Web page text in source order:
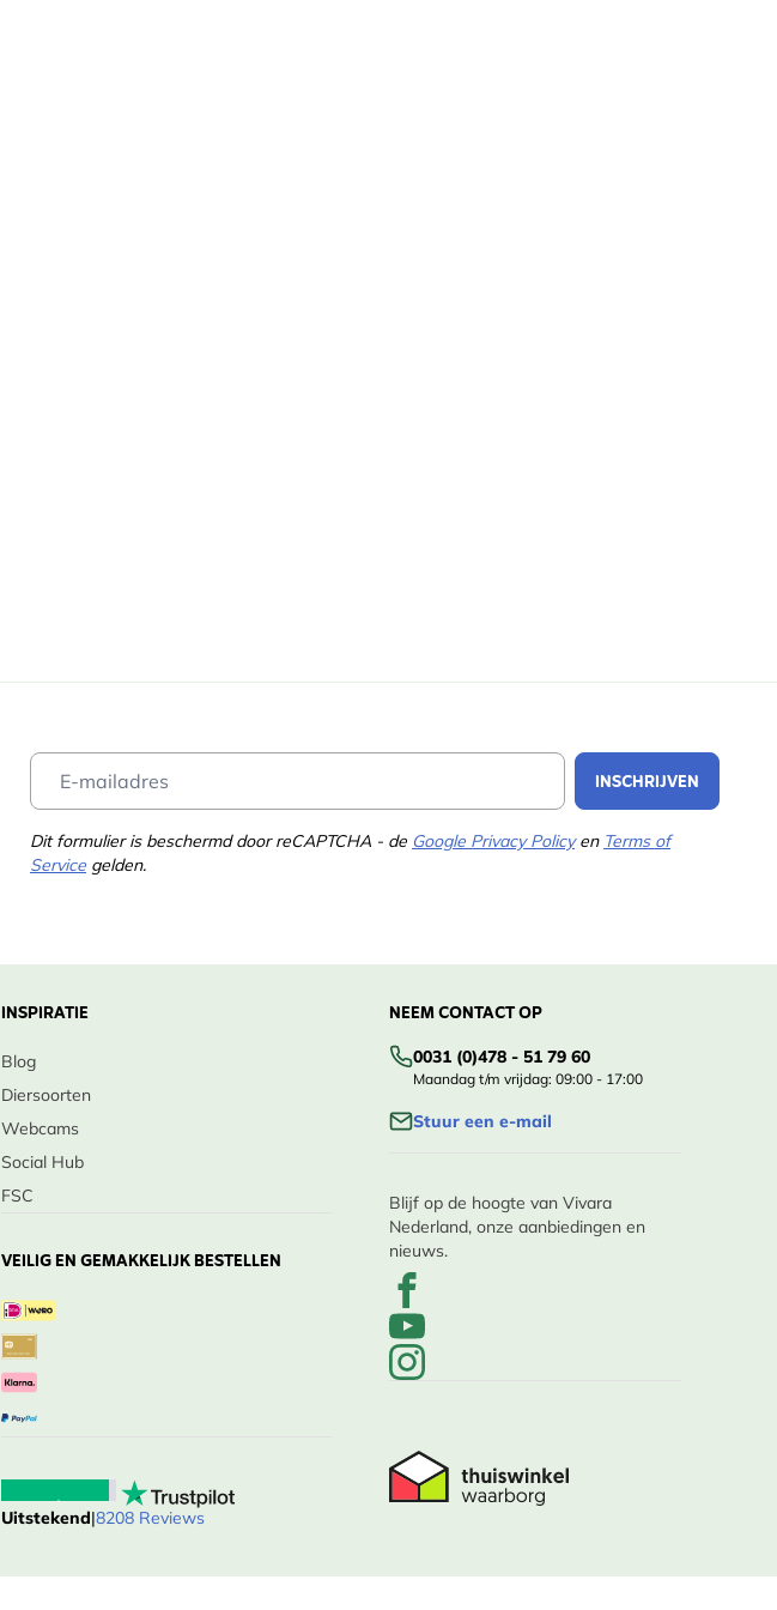
INSCHRIJVEN
Dit formulier is beschermd door reCAPTCHA - de Google Privacy Policyen Terms of
Service gelden.
INSPIRATIE
Blog
Diersoorten
Webcams
Social Hub
FSC
VEILIG EN GEMAKKELIJK BESTELLEN
Uitstekend|8208 Reviews
NEEM CONTACT OP
0031 (0)478 - 51 79 60
Maandag t/m vrijdag: 09:00 - 17:00
Stuur een e-mail
Blijf op de hoogte van Vivara
Nederland, onze aanbiedingen en
nieuws.